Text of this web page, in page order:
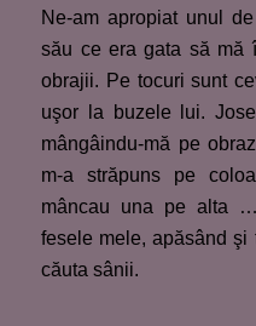
Ne-am apropiat unul
său ce era gata să mă
obrajii. Pe tocuri sunt
uşor la buzele lui.
mângâindu-mă pe
m-a străpuns pe
mâncau una pe alta
fesele mele, apăsând şi
căuta sânii.